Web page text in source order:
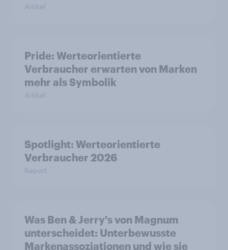
Artikel
Pride: Werteorientierte
Verbraucher erwarten von Marken
mehr als Symbolik
Artikel
Spotlight: Werteorientierte
Verbraucher 2026
Report
Was Ben & Jerry's von Magnum
unterscheidet: Unterbewusste
Markenassoziationen und wie sie